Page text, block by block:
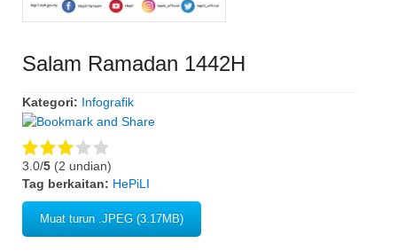
Salam Ramadan 1442H
Kategori: Infografik
3.0/5 (2 undian)
Tag berkaitan: HePiLI
Muat turun .JPEG (3.17MB)